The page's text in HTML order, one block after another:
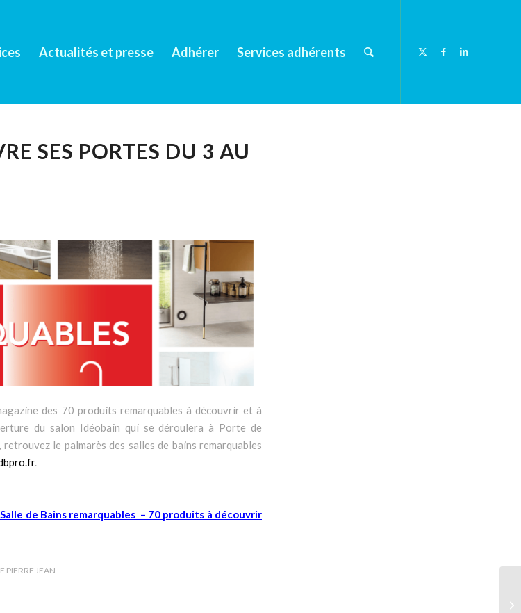
Actualités et presse Adhérer Services adhérents
SES PORTES DU 3 AU
des 70 produits remarquables à découvrir et à
du salon Idéobain qui se déroulera à Porte de
le palmarès des salles de bains remarquables
.
de Bains remarquables – 70 produits à découvrir
PIERRE JEAN